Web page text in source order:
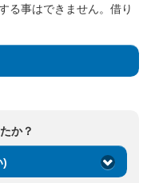
る事はできません。借り
か？
)